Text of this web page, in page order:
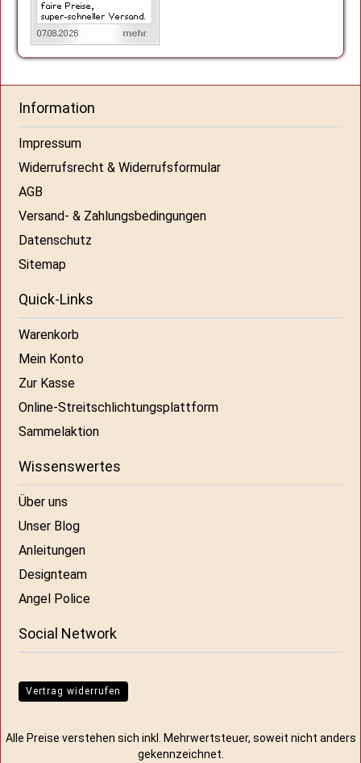
Information
Impressum
Widerrufsrecht & Widerrufsformular
AGB
Versand- & Zahlungsbedingungen
Datenschutz
Sitemap
Quick-Links
Warenkorb
Mein Konto
Zur Kasse
Online-Streitschlichtungsplattform
Sammelaktion
Wissenswertes
Über uns
Unser Blog
Anleitungen
Designteam
Angel Police
Social Network
Vertrag widerrufen
Alle Preise verstehen sich inkl. Mehrwertsteuer, soweit nicht anders
gekennzeichnet.